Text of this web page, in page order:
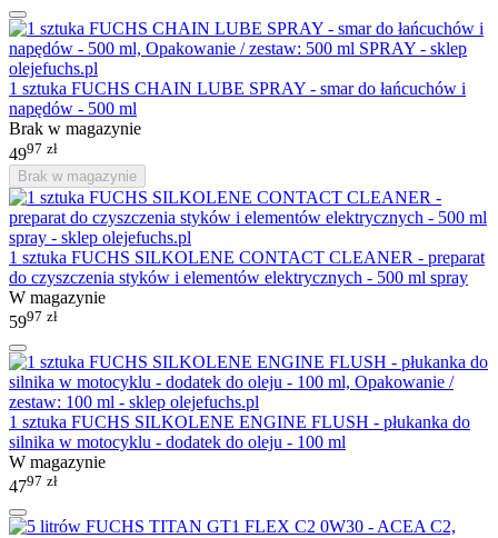
1 sztuka FUCHS CHAIN LUBE SPRAY - smar do łańcuchów i
napędów - 500 ml
Brak w magazynie
4997 zł
Brak w magazynie
1 sztuka FUCHS SILKOLENE CONTACT CLEANER - preparat
do czyszczenia styków i elementów elektrycznych - 500 ml spray
W magazynie
5997 zł
1 sztuka FUCHS SILKOLENE ENGINE FLUSH - płukanka do
silnika w motocyklu - dodatek do oleju - 100 ml
W magazynie
4797 zł